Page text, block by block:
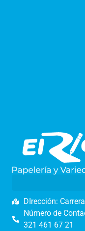
DIrección:
Número de
321 461 67 21